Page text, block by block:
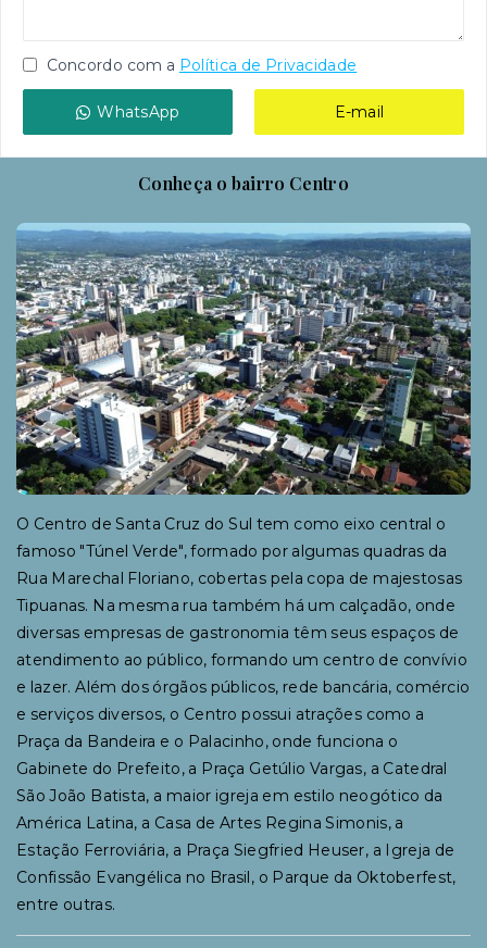
Concordo com a Política de Privacidade
WhatsApp E-mail
Conheça o bairro Centro
O Centro de Santa Cruz do Sul tem como eixo central o
famoso "Túnel Verde", formado por algumas quadras da
Rua Marechal Floriano, cobertas pela copa de majestosas
Tipuanas. Na mesma rua também há um calçadão, onde
diversas empresas de gastronomia têm seus espaços de
atendimento ao público, formando um centro de convívio
e lazer. Além dos órgãos públicos, rede bancária, comércio
e serviços diversos, o Centro possui atrações como a
Praça da Bandeira e o Palacinho, onde funciona o
Gabinete do Prefeito, a Praça Getúlio Vargas, a Catedral
São João Batista, a maior igreja em estilo neogótico da
América Latina, a Casa de Artes Regina Simonis, a
Estação Ferroviária, a Praça Siegfried Heuser, a Igreja de
Confissão Evangélica no Brasil, o Parque da Oktoberfest,
entre outras.